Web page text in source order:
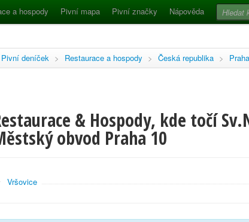
a hospody Pivní mapa Pivní značky Nápověda
Pivní deníček > Restaurace a hospody > Česká republika > Praha
& Hospody, kde točí
obvod Praha 10
Vršovice